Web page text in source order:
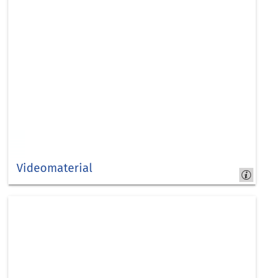
Videomaterial